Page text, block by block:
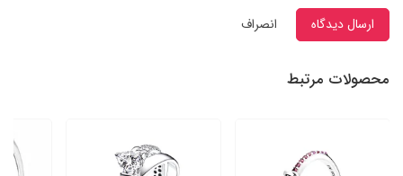
ارسال دیدگاه انصراف
محصولات مرتبط